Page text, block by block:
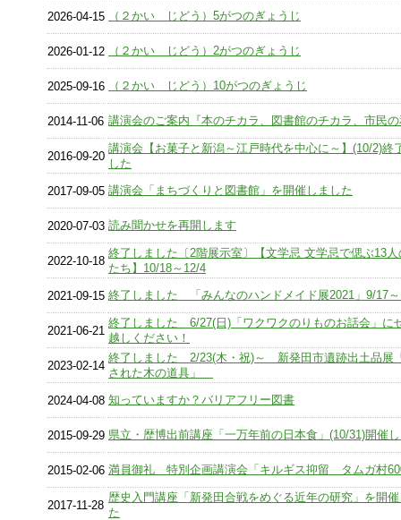
2026-04-15 （２かい じどう）5がつのぎょうじ
2026-01-12 （２かい じどう）2がつのぎょうじ
2025-09-16 （２かい じどう）10がつのぎょうじ
2014-11-06 講演会のご案内『本のチカラ、図書館のチカラ、市民
2016-09-20
講演会【お菓子と新潟～江戸時代を中心に～】(10/2)終
した
2017-09-05 講演会「まちづくりと図書館」を開催しました
2020-07-03 読み聞かせを再開します
2022-10-18
終了しました〔2階展示室〕【文学忌 文学忌で偲ぶ13
たち】10/18～12/4
2021-09-15 終了しました 「みんなのハンドメイド展2021」9/17
2021-06-21
終了しました 6/27(日)「ワクワクのりものお話会」に
越しください！
2023-02-14
終了しました 2/23(木・祝)～ 新発田市遺跡出土品展
された木の道具」
2024-04-08 知っていますか？バリアフリー図書
2015-09-29 県立・歴博出前講座「一万年前の日本食」(10/31)開催
2015-02-06 満員御礼 特別企画講演会「キルギス抑留 タムガ村
2017-11-28
歴史入門講座「新発田合戦をめぐる近年の研究」を開
た